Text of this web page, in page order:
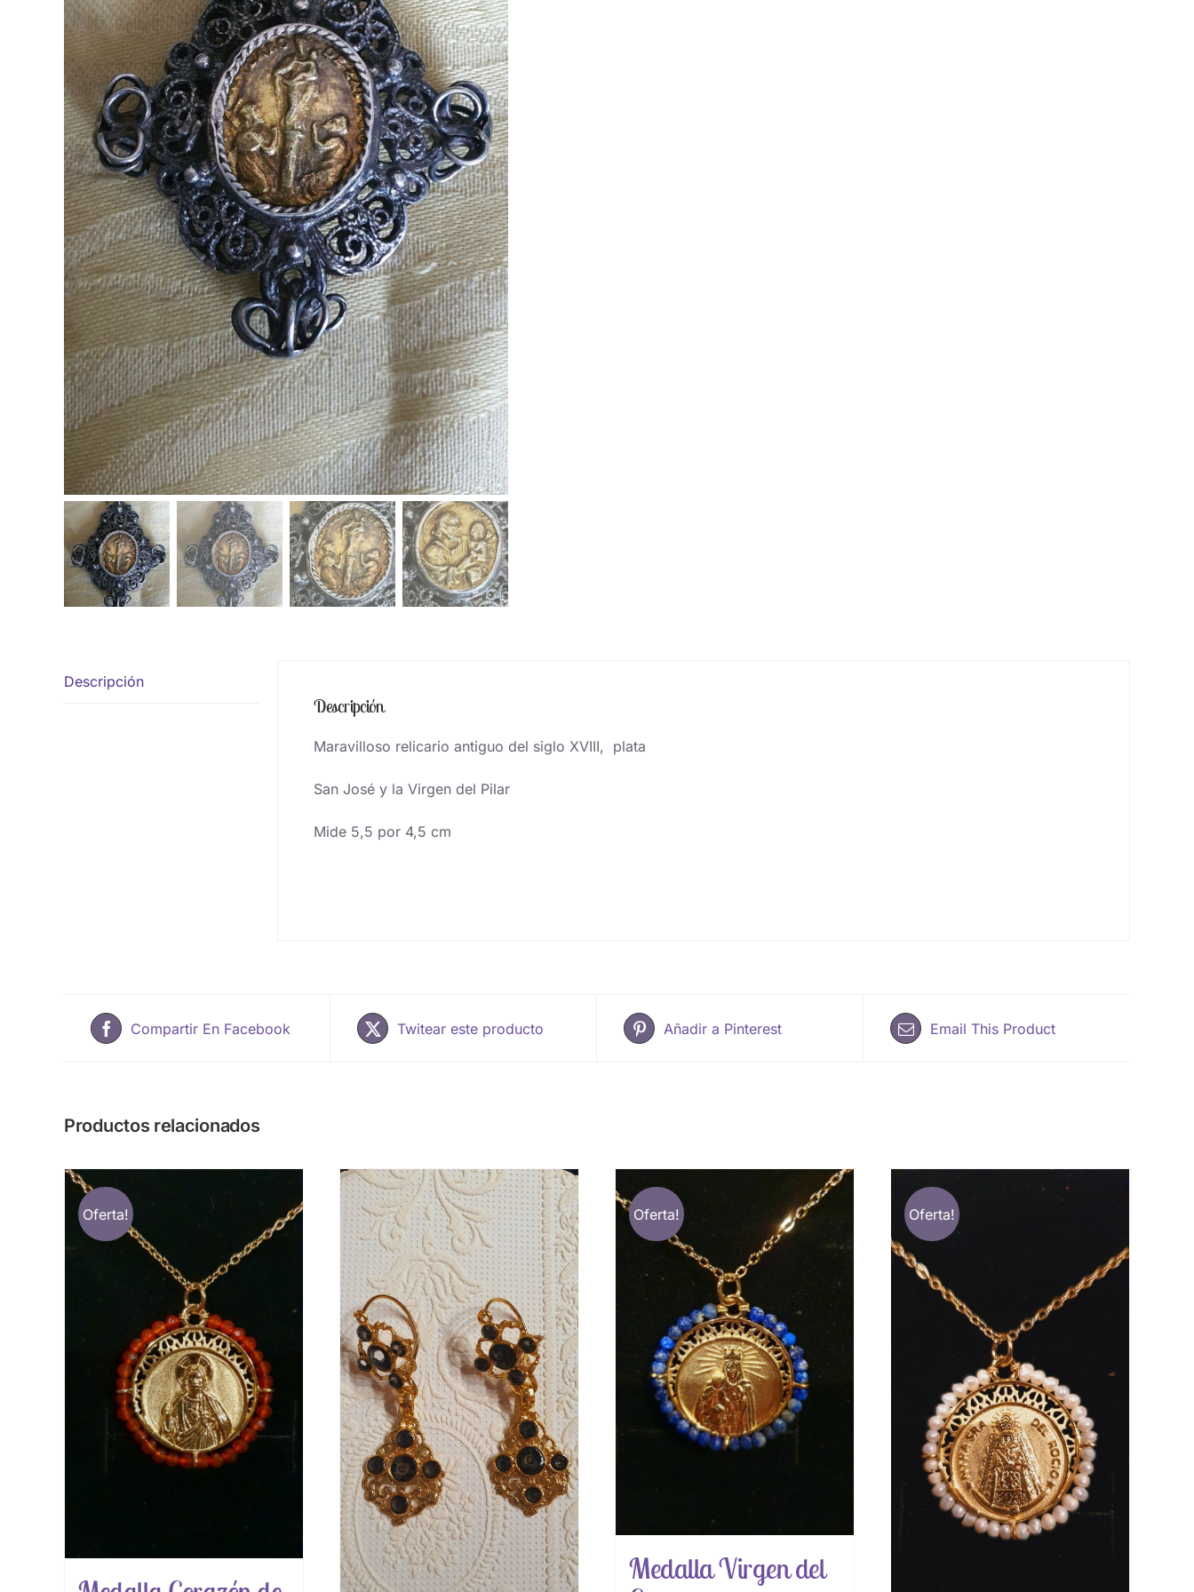
Descripción
Descripción
Maravilloso relicario antiguo del siglo XVIII, plata
San José y la Virgen del Pilar
Mide 5,5 por 4,5 cm
Compartir En Facebook Twitear este producto Añadir a Pinterest Email This Product
Productos relacionados
Oferta! Oferta!
Medalla Virgen del
Oferta!